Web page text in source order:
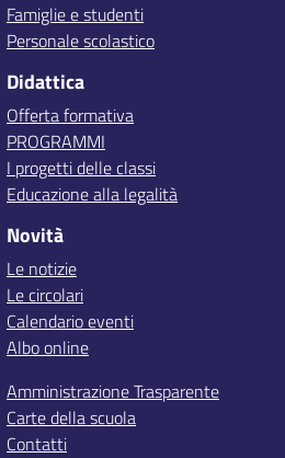
Famiglie e studenti
Personale scolastico
Didattica
Offerta formativa
PROGRAMMI
I progetti delle classi
Educazione alla legalità
Novità
Le notizie
Le circolari
Calendario eventi
Albo online
Amministrazione Trasparente
Carte della scuola
Contatti